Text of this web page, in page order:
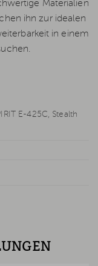
Materialien
ihn zur idealen
in einem
E-425C, Stealth